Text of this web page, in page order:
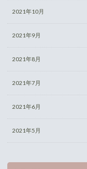
2021年10月
2021年9月
2021年8月
2021年7月
2021年6月
2021年5月